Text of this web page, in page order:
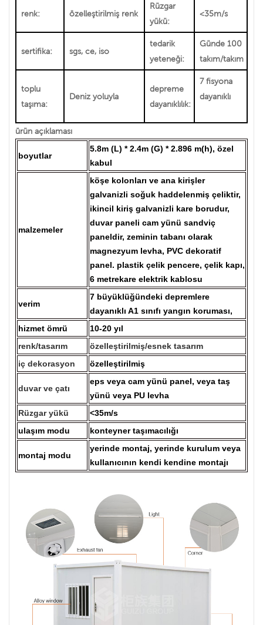
renk: özelleştirilmiş renk
Rüzgar
yükü:
<35m/s
sertifika: sgs, ce, iso
tedarik
yeteneği:
Günde 100
takım/takım
toplu
taşıma:
Deniz yoluyla
depreme
dayanıklılık:
7 fisyona
dayanıklı
ürün açıklaması
boyutlar
5.8m (L) * 2.4m (G) * 2.896 m(h), özel
kabul
malzemeler
köşe kolonları ve ana kirişler
galvanizli soğuk haddelenmiş çeliktir,
ikincil kiriş galvanizli kare borudur,
duvar paneli cam yünü sandviç
paneldir, zeminin tabanı olarak
magnezyum levha, PVC dekoratif
panel. plastik çelik pencere, çelik kapı,
6 metrekare elektrik kablosu
verim
7 büyüklüğündeki depremlere
dayanıklı A1 sınıfı yangın koruması,
hizmet ömrü
10-20 yıl
renk/tasarım
özelleştirilmiş/esnek tasarım
iç dekorasyon
özelleştirilmiş
duvar ve çatı
eps veya cam yünü panel, veya taş
yünü veya PU levha
Rüzgar yükü
<35m/s
ulaşım modu
konteyner taşımacılığı
montaj modu
yerinde montaj, yerinde kurulum veya
kullanıcının kendi kendine montajı